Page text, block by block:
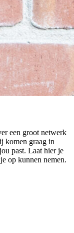
een groot netwerk
komen graag in
past. Laat hier je
op kunnen nemen.